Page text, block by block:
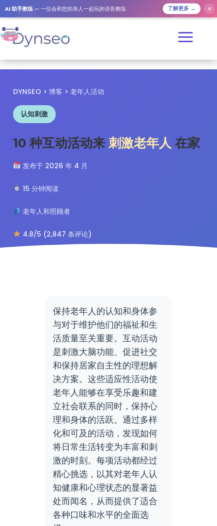
AI 助手教练 — 一位会和您的亲人一起玩的语音教练 了解更多 → ✕
DYNSEO > 博客 > 老年人活动
认知刺激
10 种互动活动来 刺激老年人 在家
发布于 2026 年 4 月
15 分钟阅读
老年人和照顾者
4.8/5 (2,847 条评论)
保持老年人的认知和身体参
与对于维护他们的福祉和生
活质量至关重要。互动活动
是刺激大脑功能、促进社交
和保持居家自主性的理想解
决方案。这些适应性活动使
老年人能够在享受乐趣和建
立社会联系的同时，保持心
理和身体的活跃。通过多样
化和可及的活动，发现如何
将日常生活转变为丰富和刺
激的时刻。每项活动都经过
精心挑选，以其对老年人认
知健康和心理状态的显著益
处而闻名，从而提供了适合
各种口味和水平的全面选